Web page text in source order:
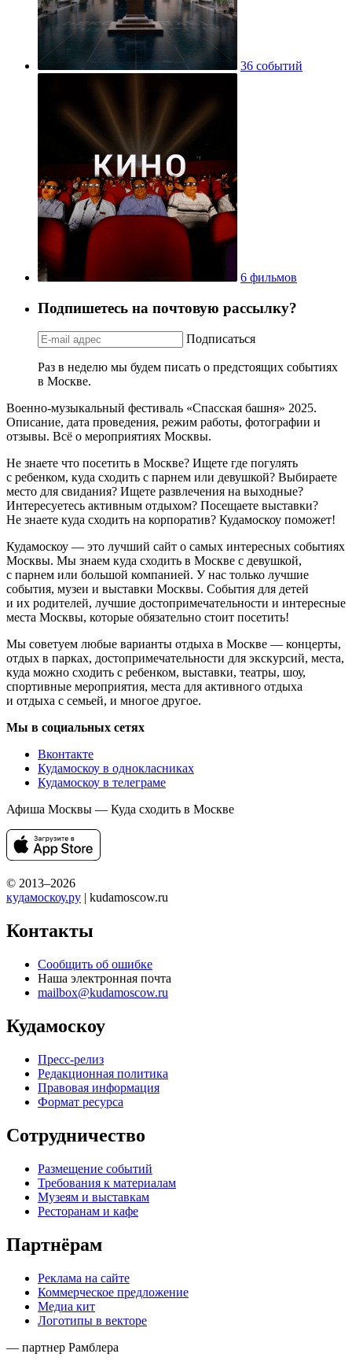
36 событий
6 фильмов
Подпишетесь на почтовую рассылку?
Подписаться
Раз в неделю мы будем писать о предстоящих событиях
в Москве.
Военно-музыкальный фестиваль «Спасская башня» 2025.
Описание, дата проведения, режим работы, фотографии и
отзывы. Всё о мероприятиях Москвы.
Не знаете что посетить в Москве? Ищете где погулять
с ребенком, куда сходить с парнем или девушкой? Выбираете
место для свидания? Ищете развлечения на выходные?
Интересуетесь активным отдыхом? Посещаете выставки?
Не знаете куда сходить на корпоратив? Кудамоскоу поможет!
Кудамоскоу — это лучший сайт о самых интересных событиях
Москвы. Мы знаем куда сходить в Москве с девушкой,
с парнем или большой компанией. У нас только лучшие
события, музеи и выставки Москвы. События для детей
и их родителей, лучшие достопримечательности и интересные
места Москвы, которые обязательно стоит посетить!
Мы советуем любые варианты отдыха в Москве — концерты,
отдых в парках, достопримечательности для экскурсий, места,
куда можно сходить с ребенком, выставки, театры, шоу,
спортивные мероприятия, места для активного отдыха
и отдыха с семьей, и многое другое.
Мы в социальных сетях
Вконтакте
Кудамоскоу в однокласниках
Кудамоскоу в телеграме
Афиша Москвы — Куда сходить в Москве
© 2013–2026
кудамоскоу.ру | kudamoscow.ru
Контакты
Сообщить об ошибке
Наша электронная почта
mailbox@kudamoscow.ru
Кудамоскоу
Пресс-релиз
Редакционная политика
Правовая информация
Формат ресурса
Сотрудничество
Размещение событий
Требования к материалам
Музеям и выставкам
Ресторанам и кафе
Партнёрам
Реклама на сайте
Коммерческое предложение
Медиа кит
Логотипы в векторе
— партнер Рамблера